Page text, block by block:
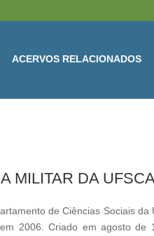
ACERVOS RELACIONADOS
MILITAR DA
de Ciências Sociais
2006. Criado em agosto de